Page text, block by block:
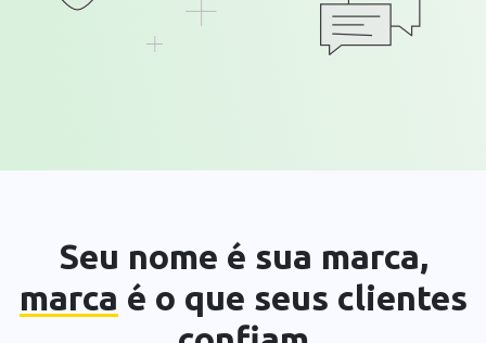
Seu nome é sua marca,
marca é o que seus clientes